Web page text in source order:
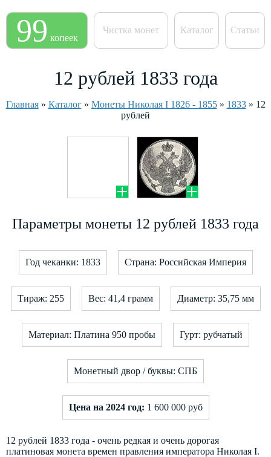
99 копеек
Чистка монет Каталог Статьи
12 рублей 1833 года
Главная» Каталог» Монеты Николая I 1826 - 1855» 1833» 12
рублей
Параметры монеты 12 рублей 1833 года
Год чеканки: 1833 Страна: Российская Империя
Тираж: 255 Вес: 41,4 грамм Диаметр: 35,75 мм
Материал: Платина 950 пробы Гурт: рубчатый
Монетный двор / буквы: СПБ
Цена на 2024 год: 1 600 000 руб
12 рублей 1833 года - очень редкая и очень дорогая
платиновая монета времен правления императора Николая I.